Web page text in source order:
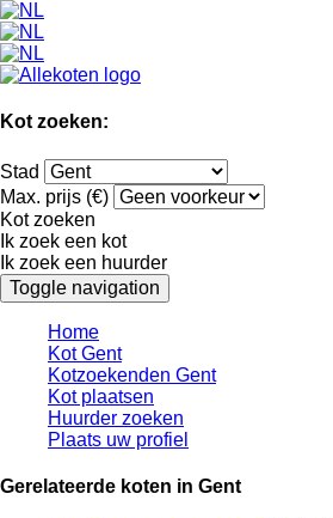
Kot zoeken:
Stad
Max. prijs (€)
Kot zoeken
Ik zoek een kot
Ik zoek een huurder
Toggle navigation
Home
Kot Gent
Kotzoekenden Gent
Kot plaatsen
Huurder zoeken
Plaats uw profiel
Gerelateerde koten in Gent